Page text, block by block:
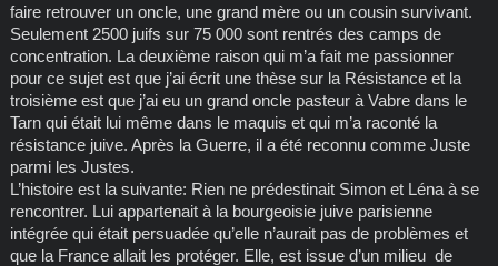
faire retrouver un oncle, une grand mère ou un cousin survivant.
Seulement 2500 juifs sur 75 000 sont rentrés des camps de
concentration. La deuxième raison qui m’a fait me passionner
pour ce sujet est que j’ai écrit une thèse sur la Résistance et la
troisième est que j’ai eu un grand oncle pasteur à Vabre dans le
Tarn qui était lui même dans le maquis et qui m’a raconté la
résistance juive. Après la Guerre, il a été reconnu comme Juste
parmi les Justes.
L’histoire est la suivante: Rien ne prédestinait Simon et Léna à se
rencontrer. Lui appartenait à la bourgeoisie juive parisienne
intégrée qui était persuadée qu’elle n’aurait pas de problèmes et
que la France allait les protéger. Elle, est issue d’un milieu de